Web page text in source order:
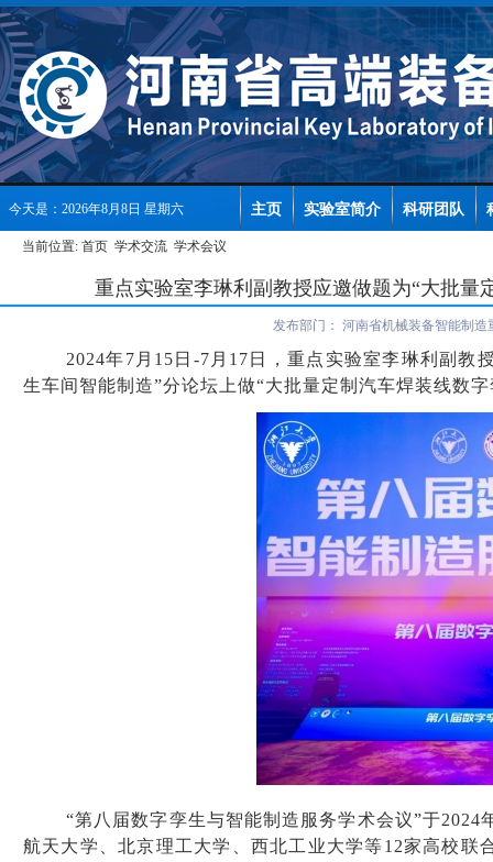
今天是：2026年8月8日 星期六 主页 实验室简介 科研团队
当前位置: 首页 学术交流 学术会议
重点实验室李琳利副教授应邀做题为“大批
发布部门： 河南省机械装备智能制造
2024年7月15日-7月17日 ，重点实验室李琳利副教
生车间智能制造”分论坛 上做“大批量定制汽车焊装线数
“第八届数字孪生与智能制造服务学术会议”于2024
航天大学、北京理工大学、西北工业大学等12家高校联